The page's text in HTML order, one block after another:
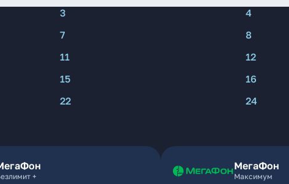
3
4
7
8
11
12
15
16
22 24
+
МегаФон
Максимум